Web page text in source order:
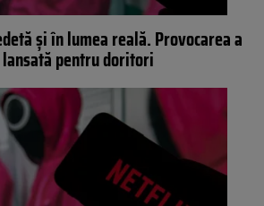
și în lumea reală. Provocarea a
pentru doritori